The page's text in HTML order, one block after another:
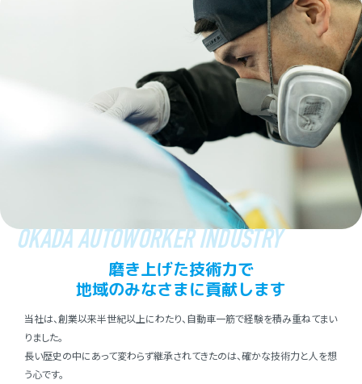
OKADA AUTOWORKER INDUSTRY
磨き上げた技術⼒で
地域のみなさまに貢献します
当社は、創業以来半世紀以上にわたり、⾃動⾞⼀筋で経験を積み重ねてまい
りました。
⻑い歴史の中にあって変わらず継承されてきたのは、確かな技術⼒と⼈を想
う⼼です。